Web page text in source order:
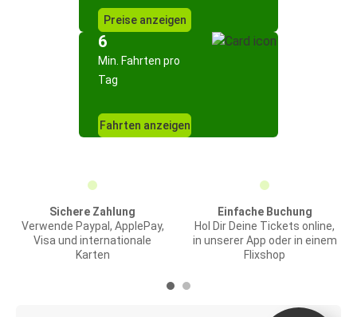
Preise anzeigen
6
Min. Fahrten pro
Tag
Fahrten anzeigen
Sichere Zahlung
Verwende Paypal, ApplePay,
Visa und internationale
Karten
Einfache Buchung
Hol Dir Deine Tickets online,
in unserer App oder in einem
Flixshop